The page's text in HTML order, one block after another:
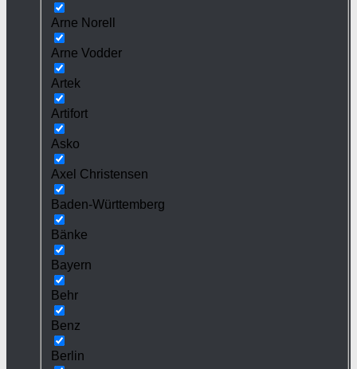
Arne Norell
Arne Vodder
Artek
Artifort
Asko
Axel Christensen
Baden-Württemberg
Bänke
Bayern
Behr
Benz
Berlin